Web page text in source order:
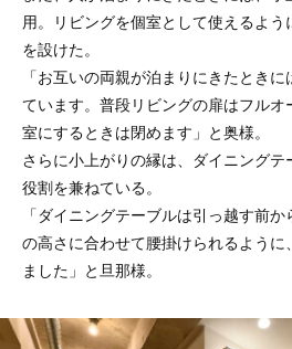
用。リビングを個室として使えるよ
を設けた。
「お互いの両親が泊まりにきたとき
ています。普段リビングの扉はフル
室にするときは閉めます」と奥様。
さらに小上がりの縁は、ダイニング
役割を兼ねている。
「ダイニングテーブルは引っ越す前
の高さに合わせて腰掛けられるように
ました」と旦那様。